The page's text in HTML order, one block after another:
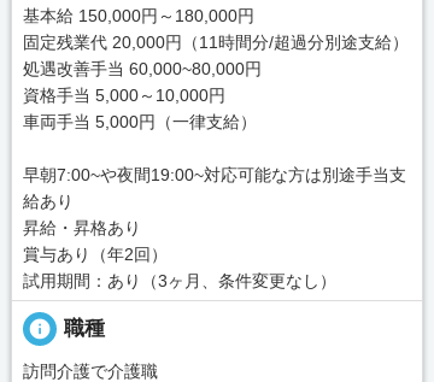
基本給 150,000円～180,000円
固定残業代 20,000円（11時間分/超過分別途支給）
処遇改善手当 60,000~80,000円
資格手当 5,000～10,000円
車両手当 5,000円（一律支給）
早朝7:00~や夜間19:00~対応可能な方は別途手当支
給あり
昇給・昇格あり
賞与あり（年2回）
試用期間：あり（3ヶ月、条件変更なし）
info 職種
訪問介護で介護職